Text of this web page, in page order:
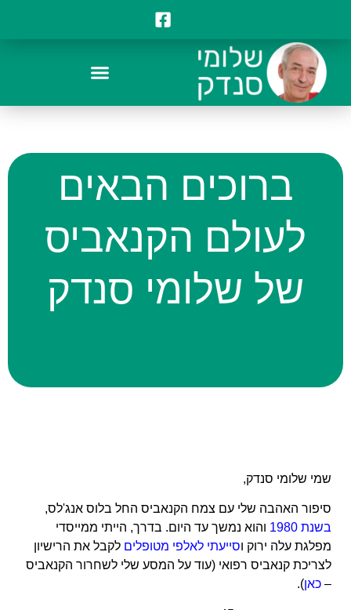
ברוכים הבאים
לעולם הקנאביס
של שלומי סנדק
שמי שלומי סנדק,
סיפור האהבה שלי עם צמח הקנאביס החל בלוס אנג'לס,
בשנת 1980
והוא נמשך עד היום. בדרך, הייתי ממייסדי
מפלגת עלה ירוק וסייעתי לאלפי מטופלים לקבל את הרישיון
לצריכת קנאביס רפואי (עוד על המסע שלי לשחרור הקנאביס
– כאן).